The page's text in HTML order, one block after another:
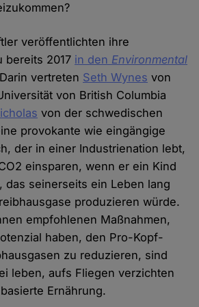
veröffentlichten ihre
bereits 2017 in den Environmental
vertreten Seth Wynes von
von British Columbia
von der schwedischen
provokante wie eingängige
der in einer Industrienation lebt,
einsparen, wenn er ein Kind
das seinerseits ein Leben lang
produzieren würde.
empfohlenen Maßnahmen,
haben, den Pro-Kopf-
zu reduzieren, sind
leben, aufs Fliegen verzichten
Ernährung.